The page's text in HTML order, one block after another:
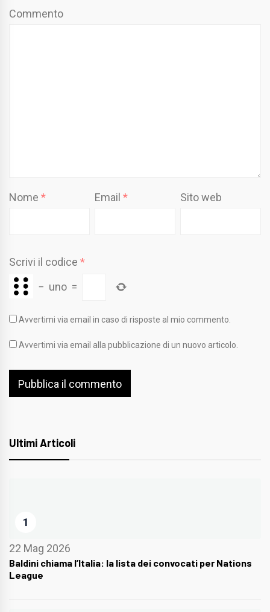
Commento
Nome * Email* Sito web
Scrivi il codice *
− uno =
Avvertimi via email in caso di risposte al mio commento.
Avvertimi via email alla pubblicazione di un nuovo articolo.
Ultimi Articoli
1
22 Mag 2026
Baldini chiama l’Italia: la lista dei convocati per Nations
League